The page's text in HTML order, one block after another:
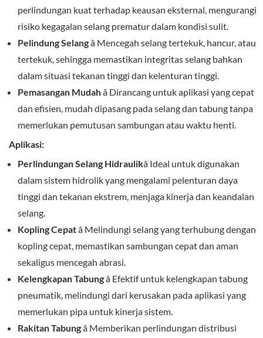
perlindungan kuat terhadap keausan eksternal, mengurangi
risiko kegagalan selang prematur dalam kondisi sulit.
Pelindung Selangâ Mencegah selang tertekuk, hancur, atau
tertekuk, sehingga memastikan integritas selang bahkan
dalam situasi tekanan tinggi dan kelenturan tinggi.
Pemasangan Mudahâ Dirancang untuk aplikasi yang cepat
dan efisien, mudah dipasang pada selang dan tabung tanpa
memerlukan pemutusan sambungan atau waktu henti.
Aplikasi:
Perlindungan Selang Hidraulikâ Ideal untuk digunakan
dalam sistem hidrolik yang mengalami pelenturan daya
tinggi dan tekanan ekstrem, menjaga kinerja dan keandalan
selang.
Kopling Cepatâ Melindungi selang yang terhubung dengan
kopling cepat, memastikan sambungan cepat dan aman
sekaligus mencegah abrasi.
Kelengkapan Tabungâ Efektif untuk kelengkapan tabung
pneumatik, melindungi dari kerusakan pada aplikasi yang
memerlukan pipa untuk kinerja sistem.
Rakitan Tabungâ Memberikan perlindungan distribusi